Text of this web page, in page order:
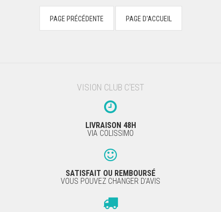
VISION CLUB C'EST
LIVRAISON 48H
VIA COLISSIMO
SATISFAIT OU REMBOURSÉ
VOUS POUVEZ CHANGER D'AVIS